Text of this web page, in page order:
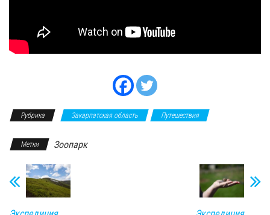
Рубрика Закарпатская область Путешествия
Метки Зоопарк